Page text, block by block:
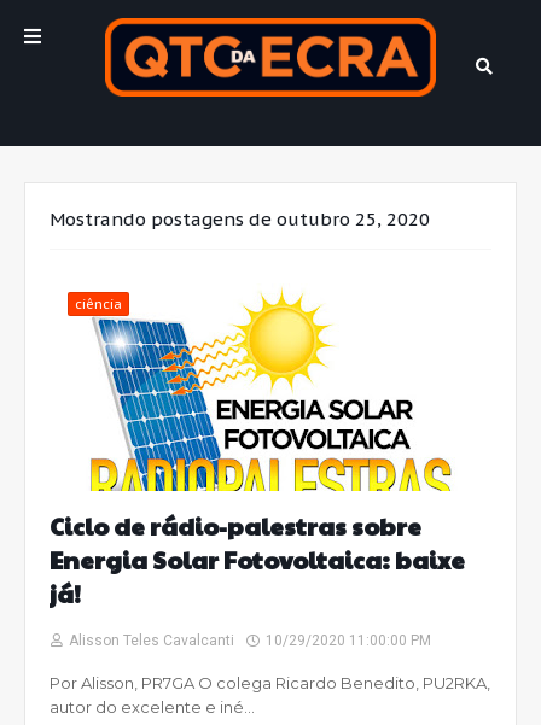
Mostrando postagens de outubro 25, 2020
ciência
Ciclo de rádio-palestras sobre
Energia Solar Fotovoltaica: baixe
já!
Alisson Teles Cavalcanti 10/29/2020 11:00:00 PM
Por Alisson, PR7GA O colega Ricardo Benedito, PU2RKA,
autor do excelente e iné…